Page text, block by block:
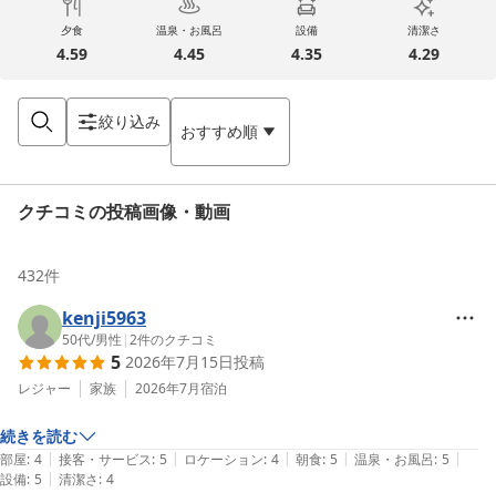
夕食
4.59
温泉・お風呂
4.45
設備
4.35
清潔さ
4.29
絞り込み おすすめ順
クチコミの投稿画像・動画
432件
kenji5963
50代/男性 |2件のクチコミ
5 2026年7月15日投稿
レジャー 家族 2026年7月宿泊
続きを読む
部屋: 4 | 接客・サービス: 5 | ロケーション: 4 | 朝食: 5 | 温泉・お風呂: 5 |
設備: 5 | 清潔さ: 4